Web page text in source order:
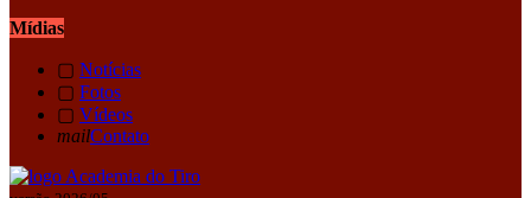
Mídias
▢ Notícias
▢ Fotos
▢ Vídeos
mailContato